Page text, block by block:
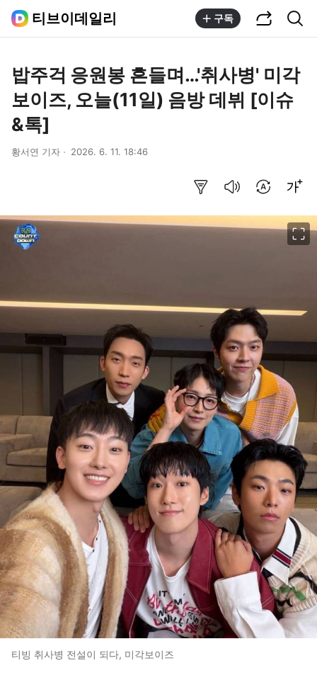
티브이데일리 구독
밥주걱 응원봉 흔들며…'취사병' 미각
보이즈, 오늘(11일) 음방 데뷔 [이슈
&톡]
황서연 기자 2026. 6. 11. 18:46
티빙 취사병 전설이 되다, 미각보이즈